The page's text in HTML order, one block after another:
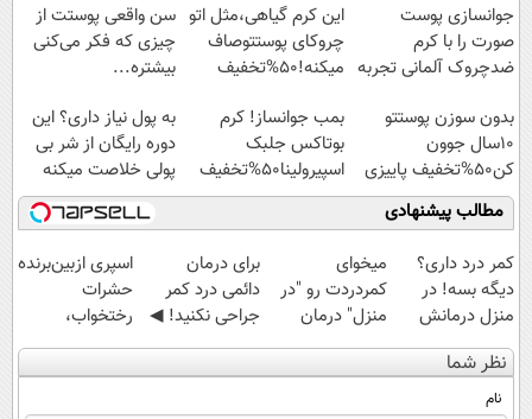
جوانسازی پوست
صورت را با کرم
ضدچروک آلمانی تجربه
این کرم گیاهی،مثل اتو
چروکای پوستتوصاف
میکنه!50%تخفیف
سن واقعی پوستت از
چیزی که فکر می‌کنی
بیشتره...
بدون سوزن پوستتو
10سال جوون
کن50%تخفیف پاییزی
بمب جوانساز! کرم
بوتاکس جلبک
اسپیرولینا50%تخفیف
به پول نیاز داری؟ این
دوره رایگان از شر بی
پولی خلاصت میکنه
مطالب پیشنهادی
کمر درد داری؟
دیگه بسه! در
منزل درمانش
کن
(◀پرسش‌نامه)
میخوای
کمردردت رو "در
منزل" درمان
کنی؟ (◂فیلم +
برای درمان
دائمی درد کمر
جراحی نکنید! ◀
پرسش‌نامه رو پر
اسپری ازبین‌برنده
حشرات
رختخواب،
مناسب برای
نظر شما
نام